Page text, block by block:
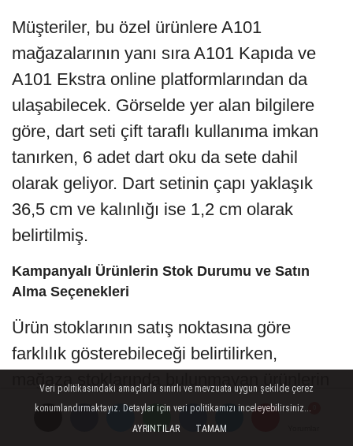
Müşteriler, bu özel ürünlere A101
mağazalarının yanı sıra A101 Kapıda ve
A101 Ekstra online platformlarından da
ulaşabilecek. Görselde yer alan bilgilere
göre, dart seti çift taraflı kullanıma imkan
tanırken, 6 adet dart oku da sete dahil
olarak geliyor. Dart setinin çapı yaklaşık
36,5 cm ve kalınlığı ise 1,2 cm olarak
belirtilmiş.
Kampanyalı Ürünlerin Stok Durumu ve Satın
Alma Seçenekleri
Ürün stoklarının satış noktasına göre
farklılık gösterebileceği belirtilirken,
mağaza stoklarında bulunmayan ürünlerin
yakın diğer mağazalardan, A101
Ekstra'dan veya A101 Kapıda'dan temin
Veri politikasındaki amaçlarla sınırlı ve mevzuata uygun şekilde çerez
konumlandırmaktayız. Detaylar için veri politikamızı inceleyebilirsiniz...
AYRINTILAR
TAMAM